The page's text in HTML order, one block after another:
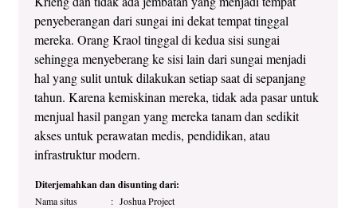
penyeberangan dari sungai ini dekat tempat tinggal
mereka. Orang Kraol tinggal di kedua sisi sungai
sehingga menyeberang ke sisi lain dari sungai menjadi
hal yang sulit untuk dilakukan setiap saat di sepanjang
tahun. Karena kemiskinan mereka, tidak ada pasar untuk
menjual hasil pangan yang mereka tanam dan sedikit
akses untuk perawatan medis, pendidikan, atau
infrastruktur modern.
Diterjemahkan dan disunting dari:
Nama situs : Joshua Project